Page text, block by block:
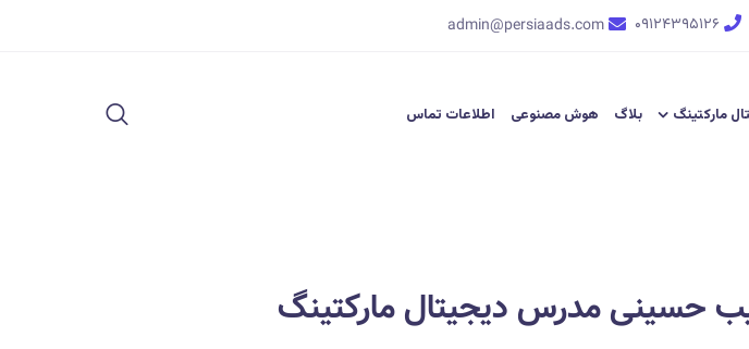
admin@persiaads.com
مارکتینگ بلاگ هوش مصنوعی اطلاعات تماس
حسینی مدرس دیجیتال مارکتینگ